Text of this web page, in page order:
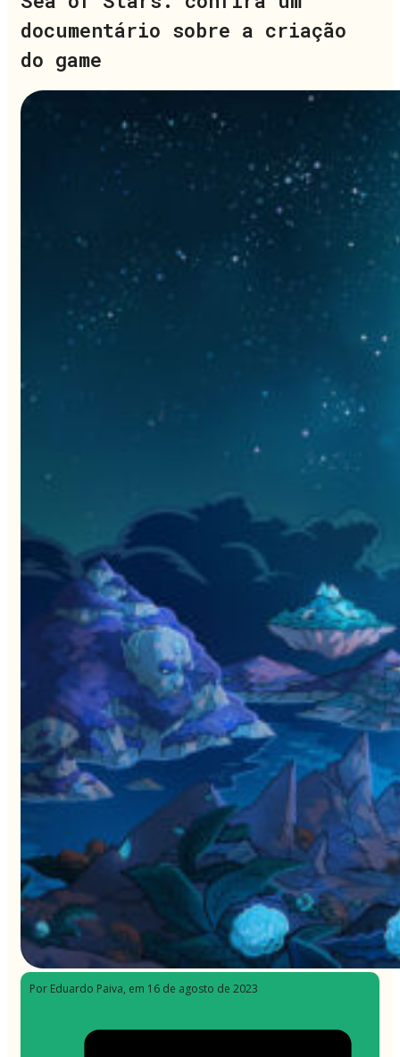
documentário sobre a criação
do game
Por Eduardo Paiva, em 16 de agosto de 2023